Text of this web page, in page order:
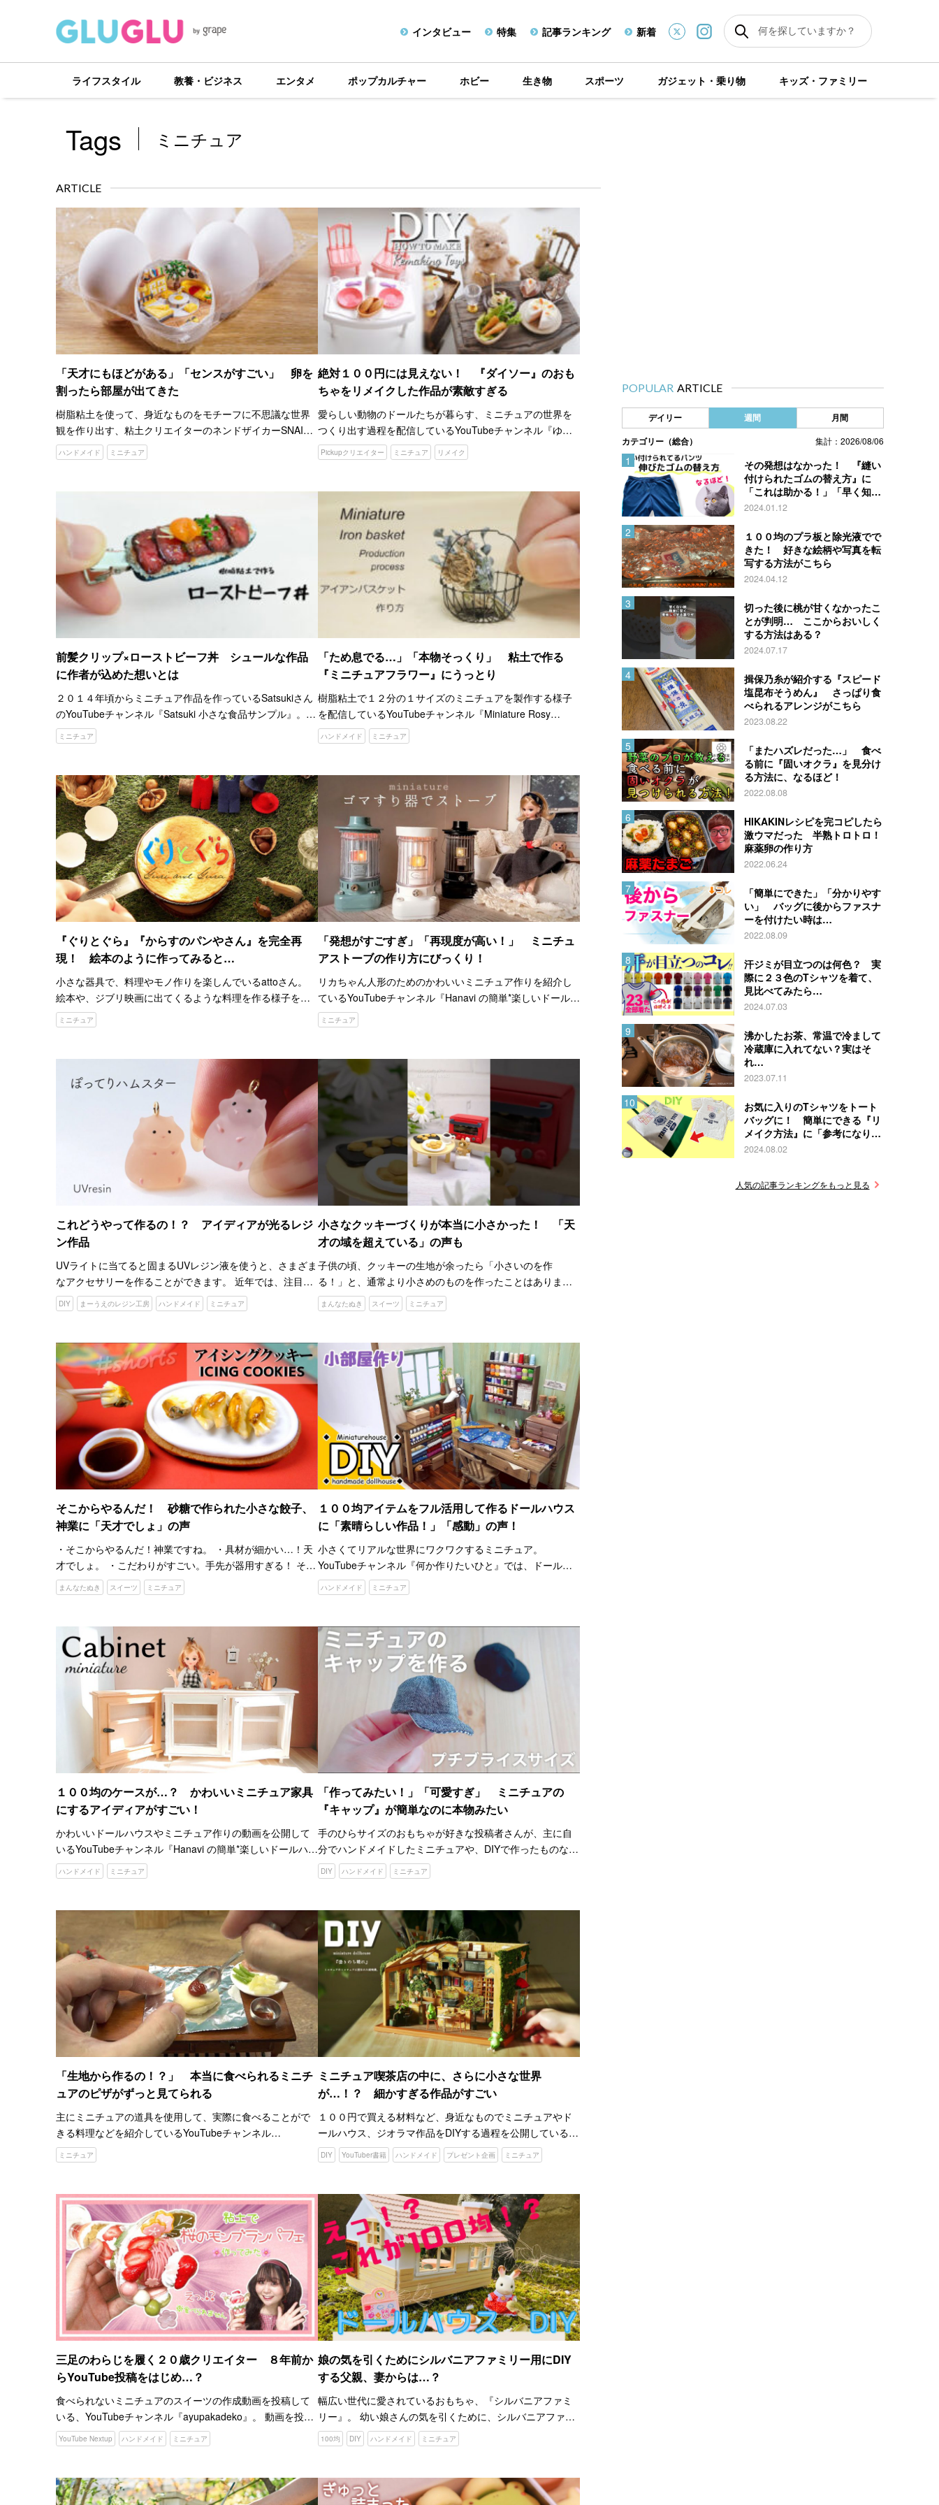
インタビュー 特集 記事ランキング 新着
ライフスタイル 教養・ビジネス エンタメ ポップカルチャー ホビー 生き物 スポーツ ガジェット・乗り物 キッズ・ファミリー
Tags ミニチュア
ARTICLE
「天才にもほどがある」「センスがすごい」 卵を
割ったら部屋が出てきた
樹脂粘土を使って、身近なものをモチーフに不思議な世界
観を作り出す、粘土クリエイターのネンドザイカーSNAIL
さん。 食べ物やキャラクターなど、どの作品も本物そっく
りで、実在する世界のような錯覚に陥ります。 ２０２４年
ハンドメイド ミニチュア
絶対１００円には見えない！ 『ダイソー』のおも
ちゃをリメイクした作品が素敵すぎる
愛らしい動物のドールたちが暮らす、ミニチュアの世界を
つくり出す過程を配信しているYouTubeチャンネル『ゆび
さきが作るちいさな森 miniature woods』。 ディテール部
分まで丁寧に作り込まれていて、本当にその…
Pickupクリエイター ミニチュア リメイク
前髪クリップ×ローストビーフ丼 シュールな作品
に作者が込めた想いとは
２０１４年頃からミニチュア作品を作っているSatsukiさん
のYouTubeチャンネル『Satsuki 小さな食品サンプル』。
幼い頃から食品サンプルが大好きだったSatsukiさんは、
「いつか自分でも作ってみたい」と思…
ミニチュア
「ため息でる…」「本物そっくり」 粘土で作る
『ミニチュアフラワー』にうっとり
樹脂粘土で１２分の１サイズのミニチュアを製作する様子
を配信しているYouTubeチャンネル『Miniature Rosy
Yukari Myazaki』。 特に、本物と見間違えるほどのリアル
な花のミニチュア作品は、ファン…
ハンドメイド ミニチュア
『ぐりとぐら』『からすのパンやさん』を完全再
現！ 絵本のように作ってみると…
小さな器具で、料理やモノ作りを楽しんでいるattoさん。
絵本や、ジブリ映画に出てくるような料理を作る様子を、
YouTubeチャンネル『atto【アト】』で配信しています。
こちらは、１９６７年に発行された中川李枝子さん…
ミニチュア
「発想がすごすぎ」「再現度が高い！」 ミニチュ
アストーブの作り方にびっくり！
リカちゃん人形のためのかわいいミニチュア作りを紹介し
ているYouTubeチャンネル『Hanavi の簡単*楽しいドールハ
ウス作り』。 リカちゃん愛あふれるHanaviさんが、１００
円ショップの商品や家にある物など、身近な…
ミニチュア
これどうやって作るの！？ アイディアが光るレジ
ン作品
UVライトに当てると固まるUVレジン液を使うと、さまざま
なアクセサリーを作ることができます。 近年では、注目が
集まり１００円ショップでも販売されるようになりまし
た。 UVレジンの多くは、『モールド』と呼ばれる型に流し
DIY まーうえのレジン工房 ハンドメイド ミニチュア
小さなクッキーづくりが本当に小さかった！ 「天
才の域を超えている」の声も
子供の頃、クッキーの生地が余ったら「小さいのを作
る！」と、通常より小さめのものを作ったことはありませ
んでしたか。 まんなたぬきさんも、小さなクッキーを焼い
たというのですが、大きさの規模が違いました。どういう
まんなたぬき スイーツ ミニチュア
そこからやるんだ！ 砂糖で作られた小さな餃子、
神業に「天才でしょ」の声
・そこからやるんだ！神業ですね。 ・具材が細かい…！天
才でしょ。 ・こだわりがすごい。手先が器用すぎる！ そん
な驚きの声が寄せられているのは、アイシングクッキーを
中心にお菓子作りの動画を配信している、まんなたぬきさ
まんなたぬき スイーツ ミニチュア
１００均アイテムをフル活用して作るドールハウス
に「素晴らしい作品！」「感動」の声！
小さくてリアルな世界にワクワクするミニチュア。
YouTubeチャンネル『何か作りたいひと』では、ドールハ
ウスやジオラマなどの制作過程を紹介しています。 こちら
の動画に収めているのは、投稿者さんが初挑戦したという
ハンドメイド ミニチュア
１００均のケースが…？ かわいいミニチュア家具
にするアイディアがすごい！
かわいいドールハウスやミニチュア作りの動画を公開して
いるYouTubeチャンネル『Hanavi の簡単*楽しいドールハウ
ス作り』。 動画を投稿しているのは、「リカちゃん人形が
大好き」というHanaviさん。 リカちゃん人…
ハンドメイド ミニチュア
「作ってみたい！」「可愛すぎ」 ミニチュアの
『キャップ』が簡単なのに本物みたい
手のひらサイズのおもちゃが好きな投稿者さんが、主に自
分でハンドメイドしたミニチュアや、DIYで作ったものなど
を紹介しているYouTubeチャンネル『emi’s tiny
handmade』。 １００円ショップで集めた材料…
DIY ハンドメイド ミニチュア
「生地から作るの！？」 本当に食べられるミニチ
ュアのピザがずっと見てられる
主にミニチュアの道具を使用して、実際に食べることがで
きる料理などを紹介しているYouTubeチャンネル
『Miniature Space』をご存知でしょうか。 ２０２２年６月
時点で、チャンネル登録者数は３３７万人を超え、世…
ミニチュア
ミニチュア喫茶店の中に、さらに小さな世界
が…！？ 細かすぎる作品がすごい
１００円で買える材料など、身近なものでミニチュアやド
ールハウス、ジオラマ作品をDIYする過程を公開している
YouTubeチャンネル『Hanabira工房』。 チャンネル登録者
数は２０２２年６月現在、８４万人を超えており、…
DIY YouTuber書籍 ハンドメイド プレゼント企画 ミニチュア
三足のわらじを履く２０歳クリエイター ８年前か
らYouTube投稿をはじめ…？
食べられないミニチュアのスイーツの作成動画を投稿して
いる、YouTubeチャンネル『ayupakadeko』。 動画を投稿
している、あゆぱかでこさんは、２０２２年３月現在２０
歳でYouTube歴は約８年になります！ 子供…
YouTube Nextup ハンドメイド ミニチュア
娘の気を引くためにシルバニアファミリー用にDIY
する父親、妻からは…？
幅広い世代に愛されているおもちゃ、『シルバニアファミ
リー』。 幼い娘さんの気を引くために、シルバニアファミ
リーのドールハウスを制作している二児の父親がいます。
YouTubeチャンネル『ミニチュア工務店【Kopa Hou…
100均 DIY ハンドメイド ミニチュア
POPULAR ARTICLE
デイリー 週間 月間
カテゴリー（総合） 集計：2026/08/06
「これは助かる！」「早く知り
たかった」
2024.01.12
１００均のプラ板と除光液でで
きた！ 好きな絵柄や写真を転
写する方法がこちら
2024.04.12
「またハズレだった…」 食べ
る前に『固いオクラ』を見分け
2022.08.08
概要欄はどこにある？
YouTube初心者でも使いこなせ
る方法を解説【2024年最新版】
2024.06.28
する方法はある？
2024.07.17
お気に入りのTシャツをトート
バッグに！ 簡単にできる『リ
メイク方法』に「参考になりま
す」
2024.08.02
焼かない『プラバン』ってどう
いうこと？ 簡単すぎる作り方
がすごい！
2022.07.22
造花で作れる『髪飾り』が孫や
娘に作ってあげたい！
2024.09.17
ーを付けたい時は…
2022.08.09
揖保乃糸が紹介する『スピード
塩昆布そうめん』 さっぱり食
べられるアレンジがこちら
2023.08.22
その発想はなかった！ 『縫い
付けられたゴムの替え方』に
「これは助かる！」「早く知り
たかった」
2024.01.12
１００均のプラ板と除光液でで
きた！ 好きな絵柄や写真を転
写する方法がこちら
2024.04.12
切った後に桃が甘くなかったこ
とが判明… ここからおいしく
する方法はある？
2024.07.17
揖保乃糸が紹介する『スピード
塩昆布そうめん』 さっぱり食
べられるアレンジがこちら
2023.08.22
「またハズレだった…」 食べ
る前に『固いオクラ』を見分け
る方法に、なるほど！
2022.08.08
HIKAKINレシピを完コピしたら
激ウマだった 半熟トロトロ！
麻薬卵の作り方
2022.06.24
「簡単にできた」「分かりやす
い」 バッグに後からファスナ
ーを付けたい時は…
2022.08.09
汗ジミが目立つのは何色？ 実
際に２３色のTシャツを着て、
見比べてみたら…
2024.07.03
沸かしたお茶、常温で冷まして
冷蔵庫に入れてない？実はそ
れ…
2023.07.11
お気に入りのTシャツをトート
バッグに！ 簡単にできる『リ
メイク方法』に「参考になりま
す」
2024.08.02
人気の記事ランキングをもっと見る